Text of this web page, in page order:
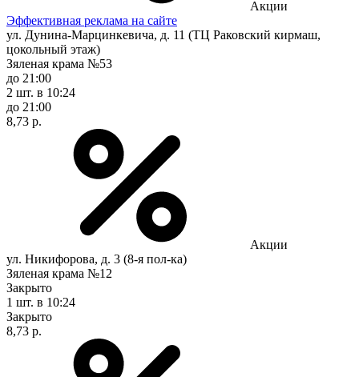
Акции
Эффективная реклама на сайте
ул. Дунина-Марцинкевича, д. 11 (ТЦ Раковский кирмаш,
цокольный этаж)
Зяленая крама №53
до 21:00
2 шт. в 10:24
до 21:00
8,73 р.
Акции
ул. Никифорова, д. 3 (8-я пол-ка)
Зяленая крама №12
Закрыто
1 шт. в 10:24
Закрыто
8,73 р.